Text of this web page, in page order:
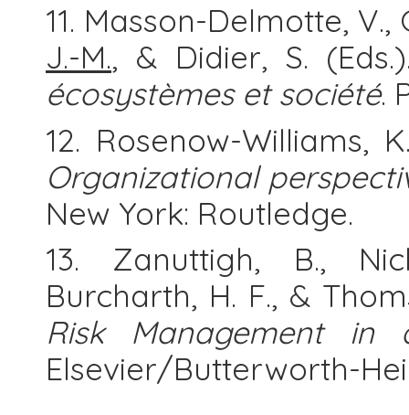
11. Masson-Delmotte,
J.-M., & Didier, S.
écosystèmes et société.
12. Rosenow-Williams,
Organizational
New York: Routledge.
13. Zanuttigh, B.,
Burcharth, H. F., &
Risk Management in
Elsevier/Butterworth-